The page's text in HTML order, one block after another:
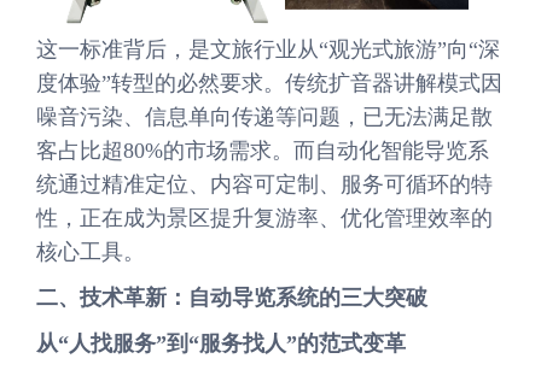
这一标准背后，是文旅行业从“观光式旅游”向“深
度体验”转型的必然要求。传统扩音器讲解模式因
噪音污染、信息单向传递等问题，已无法满足散
客占比超80%的市场需求。而自动化智能导览系
统通过精准定位、内容可定制、服务可循环的特
性，正在成为景区提升复游率、优化管理效率的
核心工具。
二、技术革新：自动导览系统的三大突破
从“人找服务”到“服务找人”的范式变革